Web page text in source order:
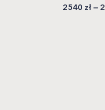
2540 zł –